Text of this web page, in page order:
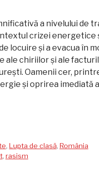
a nivelului de
crizei
locuire și a evacua în
ale chiriilor și ale
Oamenii cer,
și oprirea
, Lupta de clasă, România
, rasism